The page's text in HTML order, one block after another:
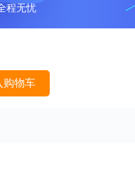
程无忧
购物车